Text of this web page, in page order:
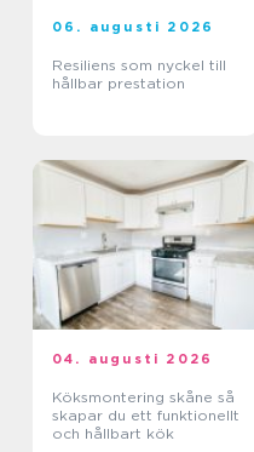
06. augusti 2026
Resiliens som nyckel till
hållbar prestation
04. augusti 2026
Köksmontering skåne så
skapar du ett funktionellt
och hållbart kök